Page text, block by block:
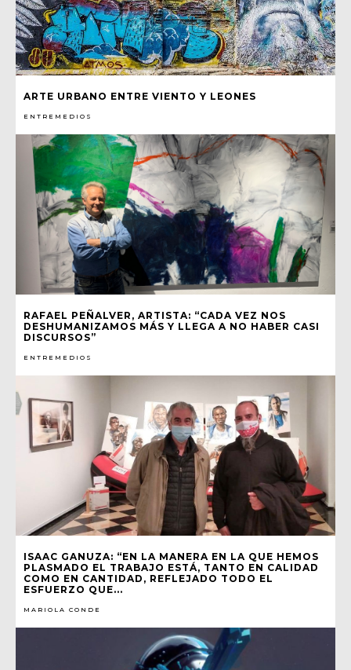
ARTE URBANO ENTRE VIENTO Y LEONES
ENTREMEDIOS
RAFAEL PEÑALVER, ARTISTA: “CADA VEZ NOS
DESHUMANIZAMOS MÁS Y LLEGA A NO HABER CASI
DISCURSOS”
ENTREMEDIOS
ISAAC GANUZA: “EN LA MANERA EN LA QUE HEMOS
PLASMADO EL TRABAJO ESTÁ, TANTO EN CALIDAD
COMO EN CANTIDAD, REFLEJADO TODO EL
ESFUERZO QUE...
MARIOLA CONDE